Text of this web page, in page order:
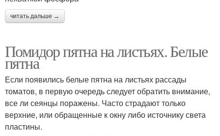
читать дальше →
Помидор пятна на листьях. Белые
пятна
Если появились белые пятна на листьях рассады
томатов, в первую очередь следует обратить внимание,
все ли сеянцы поражены. Часто страдают только
верхние, или обращенные к окну либо источнику света
пластины.